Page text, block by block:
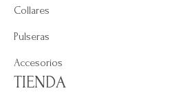
Collares
Pulseras
Accesorios
TIENDA